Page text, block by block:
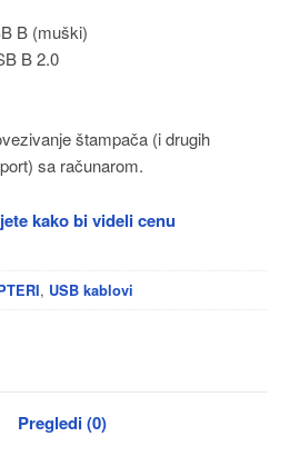
B (muški)
B 2.0
štampača (i drugih
sa računarom.
kako bi videli cenu
, USB kablovi
Pregledi (0)